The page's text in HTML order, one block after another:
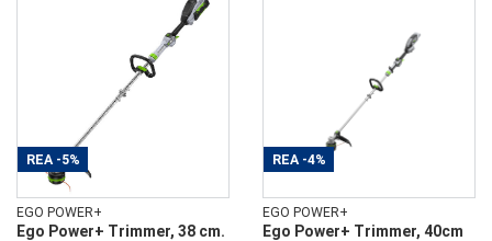
REA -5%
EGO POWER+
Ego Power+ Trimmer, 38 cm.
REA -4%
EGO POWER+
Ego Power+ Trimmer, 40cm